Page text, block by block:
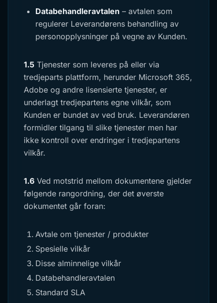
Databehandleravtalen – avtalen som
regulerer Leverandørens behandling av
personopplysninger på vegne av Kunden.
1.5 Tjenester som leveres på eller via
tredjeparts plattform, herunder Microsoft 365,
Adobe og andre lisensierte tjenester, er
underlagt tredjepartens egne vilkår, som
Kunden er bundet av ved bruk. Leverandøren
formidler tilgang til slike tjenester men har
ikke kontroll over endringer i tredjepartens
vilkår.
1.6 Ved motstrid mellom dokumentene gjelder
følgende rangordning, der det øverste
dokumentet går foran:
Avtale om tjenester / produkter
Spesielle vilkår
Disse alminnelige vilkår
Databehandleravtalen
Standard SLA